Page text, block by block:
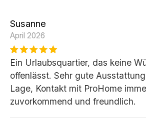
Susanne
April 2026
Ein Urlaubsquartier, das keine
offenlässt. Sehr gute
Lage, Kontakt mit ProHome
zuvorkommend und freundlich.